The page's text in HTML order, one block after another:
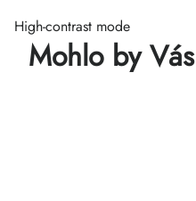
High-contrast mode
Mohlo by